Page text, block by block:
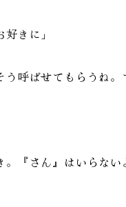
きに」
う呼ばせてもらうね
『さん』はいらない